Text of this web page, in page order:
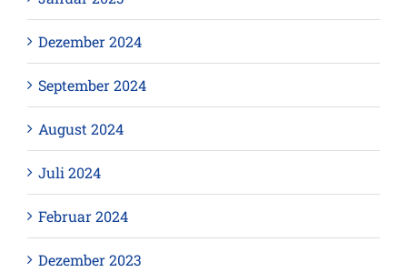
Dezember 2024
September 2024
August 2024
Juli 2024
Februar 2024
Dezember 2023